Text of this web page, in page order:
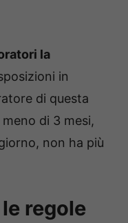
la
in
di questa
di 3 mesi,
non ha più
regole